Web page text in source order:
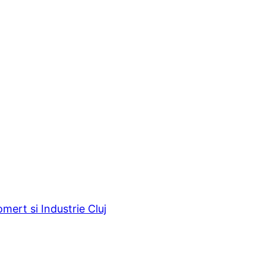
si Industrie Cluj